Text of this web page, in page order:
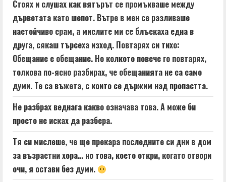
Стоях и слушах как вятърът се промъкваше между
дърветата като шепот. Вътре в мен се разливаше
настойчиво срам, а мислите ми се блъскаха една в
друга, сякаш търсеха изход. Повтарях си тихо:
Обещание е обещание. Но колкото повече го повтарях,
толкова по-ясно разбирах, че обещанията не са само
думи. Те са въжета, с които се държим над пропастта.
Не разбрах веднага какво означава това. А може би
просто не исках да разбера.
Тя си мислеше, че ще прекара последните си дни в дом
за възрастни хора… но това, което откри, когато отвори
очи, я остави без думи.